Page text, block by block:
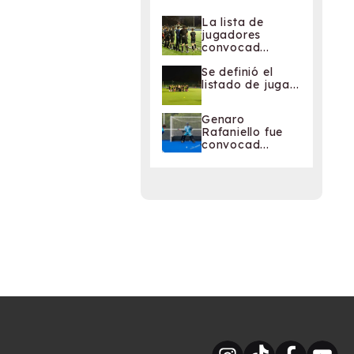
La lista de
jugadores
convocad...
Se definió el
listado de juga...
Genaro
Rafaniello fue
convocad...